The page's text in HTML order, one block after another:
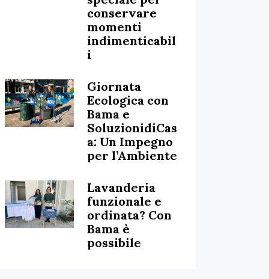
conservare
momenti
indimenticabil
i
Giornata
Ecologica con
Bama e
SoluzionidiCas
a: Un Impegno
per l’Ambiente
Lavanderia
funzionale e
ordinata? Con
Bama è
possibile